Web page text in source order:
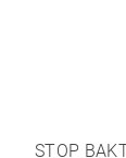
STOP